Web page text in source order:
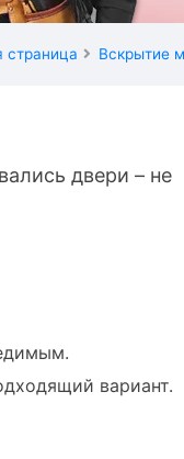
страница Вскрытие
двери – не
вариант.